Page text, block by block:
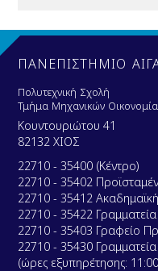
u
e
n
t
ΠΑΝΕΠΙΣΤΗΜΙΟ
Πολυτεχνική Σχολή
Τμήμα Μηχανικών
Κουντουριώτου 41
82132 ΧΙΟΣ
22710 - 35400 (Κέντρο)
22710 - 35402
22710 - 35412
22710 - 35422
22710 - 35403 Γραφείο
22710 - 35430
(ώρες εξυπηρέτησης: